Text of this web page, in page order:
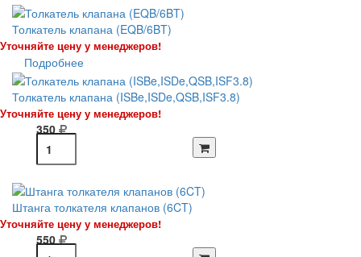
Толкатель клапана (EQB/6BT)
Уточняйте цену у менеджеров!
Подробнее
Толкатель клапана (ISBe,ISDe,QSB,ISF3.8)
Уточняйте цену у менеджеров!
350
Штанга толкателя клапанов (6CT)
Уточняйте цену у менеджеров!
550